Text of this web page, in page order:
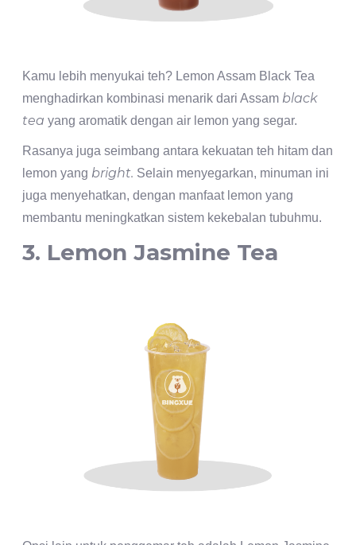
Kamu lebih menyukai teh? Lemon Assam Black Tea
menghadirkan kombinasi menarik dari Assam black
tea yang aromatik dengan air lemon yang segar.
Rasanya juga seimbang antara kekuatan teh hitam dan
lemon yang bright. Selain menyegarkan, minuman ini
juga menyehatkan, dengan manfaat lemon yang
membantu meningkatkan sistem kekebalan tubuhmu.
3. Lemon Jasmine Tea